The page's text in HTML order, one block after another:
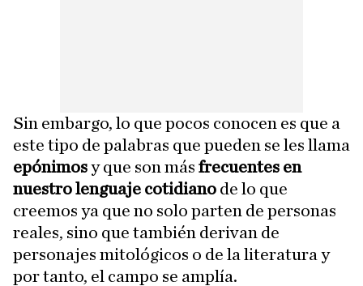
Sin embargo, lo que pocos conocen es que a
este tipo de palabras que pueden se les llama
epónimosy que son más frecuentes en
nuestro lenguaje cotidiano de lo que
creemos ya que no solo parten de personas
reales, sino que también derivan de
personajes mitológicos o de la literatura y
por tanto, el campo se amplía.